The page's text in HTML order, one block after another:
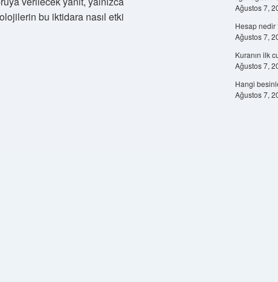
bu iktidara nasıl etki
Ağustos 7,
Hesap nedir
Ağustos 7,
Kuranın ilk
Ağustos 7,
Hangi
Ağustos 7,